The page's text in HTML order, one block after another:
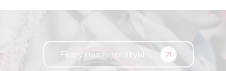
Filary naszej polityki